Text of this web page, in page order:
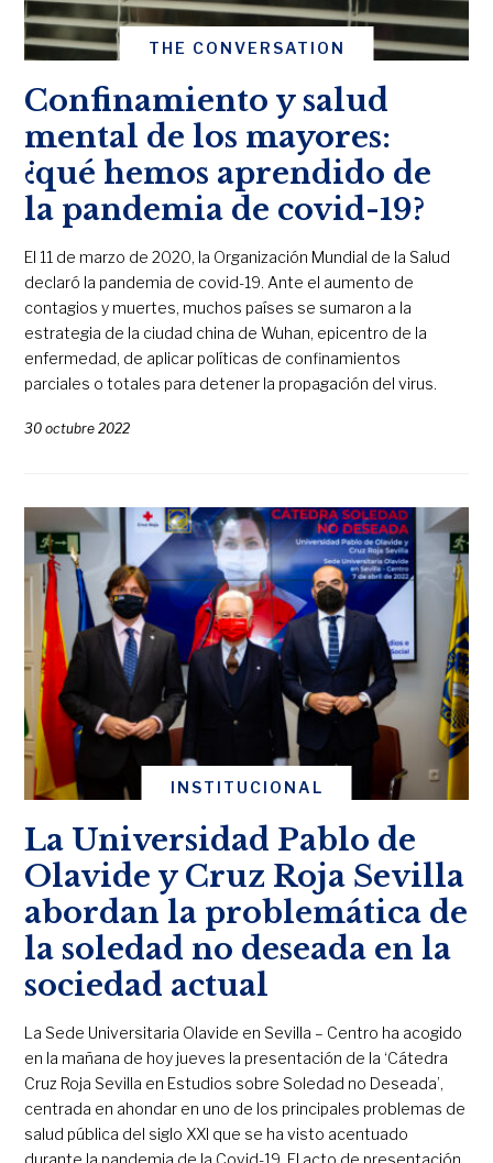
THE CONVERSATION
Confinamiento y salud
mental de los mayores:
¿qué hemos aprendido de
la pandemia de covid-19?
El 11 de marzo de 2020, la Organización Mundial de la Salud
declaró la pandemia de covid-19. Ante el aumento de
contagios y muertes, muchos países se sumaron a la
estrategia de la ciudad china de Wuhan, epicentro de la
enfermedad, de aplicar políticas de confinamientos
parciales o totales para detener la propagación del virus.
30 octubre 2022
INSTITUCIONAL
La Universidad Pablo de
Olavide y Cruz Roja Sevilla
abordan la problemática de
la soledad no deseada en la
sociedad actual
La Sede Universitaria Olavide en Sevilla – Centro ha acogido
en la mañana de hoy jueves la presentación de la ‘Cátedra
Cruz Roja Sevilla en Estudios sobre Soledad no Deseada’,
centrada en ahondar en uno de los principales problemas de
salud pública del siglo XXI que se ha visto acentuado
durante la pandemia de la Covid-19. El acto de presentación